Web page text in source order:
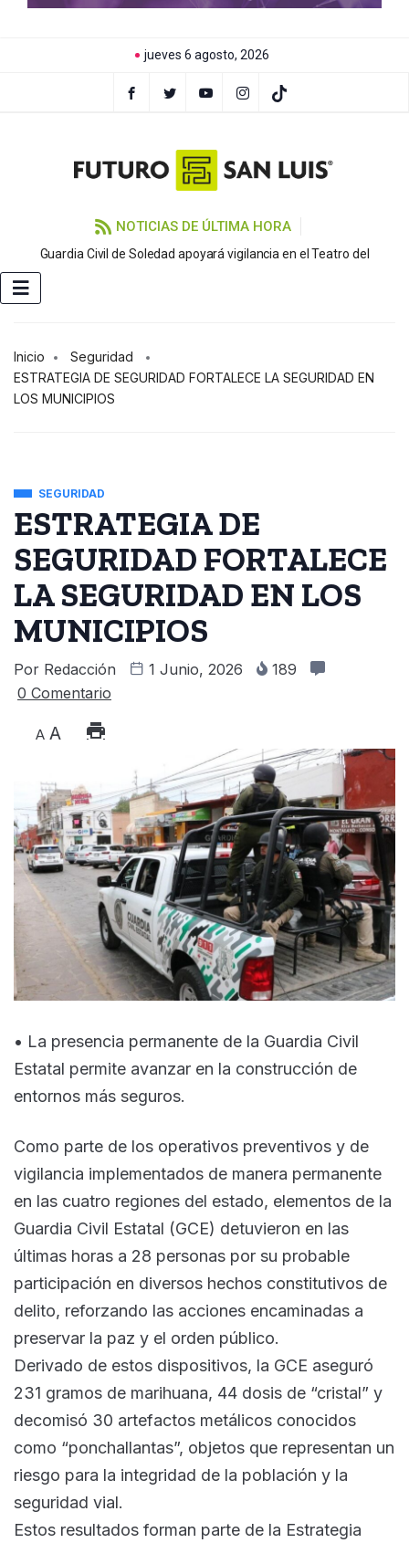
jueves 6 agosto, 2026
NOTICIAS DE ÚLTIMA HORA
Guardia Civil de Soledad apoyará vigilancia en el Teatro del
Inicio
Seguridad
ESTRATEGIA DE SEGURIDAD FORTALECE LA SEGURIDAD EN
LOS MUNICIPIOS
SEGURIDAD
ESTRATEGIA DE
SEGURIDAD FORTALECE
LA SEGURIDAD EN LOS
MUNICIPIOS
Por Redacción 1 Junio, 2026
189
0 Comentario
A A
• La presencia permanente de la Guardia Civil
Estatal permite avanzar en la construcción de
entornos más seguros.
Como parte de los operativos preventivos y de
vigilancia implementados de manera permanente
en las cuatro regiones del estado, elementos de la
Guardia Civil Estatal (GCE) detuvieron en las
últimas horas a 28 personas por su probable
participación en diversos hechos constitutivos de
delito, reforzando las acciones encaminadas a
preservar la paz y el orden público.
Derivado de estos dispositivos, la GCE aseguró
231 gramos de marihuana, 44 dosis de “cristal” y
decomisó 30 artefactos metálicos conocidos
como “ponchallantas”, objetos que representan un
riesgo para la integridad de la población y la
seguridad vial.
Estos resultados forman parte de la Estrategia